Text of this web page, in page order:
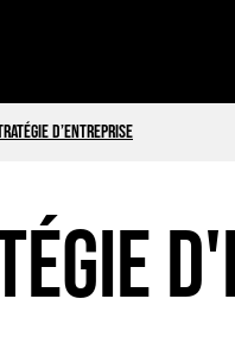
d’entreprise